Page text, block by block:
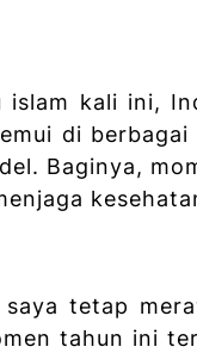
kali ini,
di
Baginya,
tetap
tahun ini